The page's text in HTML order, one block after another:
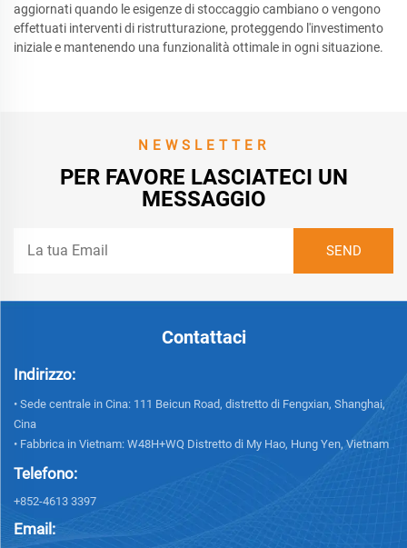
aggiornati quando le esigenze di stoccaggio cambiano o vengono
effettuati interventi di ristrutturazione, proteggendo l'investimento
iniziale e mantenendo una funzionalità ottimale in ogni situazione.
NEWSLETTER
PER FAVORE LASCIATECI UN
MESSAGGIO
Contattaci
Indirizzo:
• Sede centrale in Cina: 111 Beicun Road, distretto di Fengxian, Shanghai,
Cina
• Fabbrica in Vietnam: W48H+WQ Distretto di My Hao, Hung Yen, Vietnam
Telefono:
+852-4613 3397
Email: